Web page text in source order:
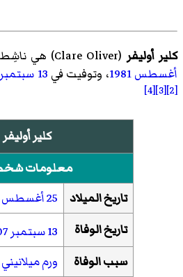
كلير أوليفر(
Clare Oliver)‏ هي
أغسطس 1981، وتوفيت في 13 سبتمبر
[2]
[3]
[4]
كلير أوليفر
معلومات
تاريخ الميلاد
25 أغسطس
تاريخ الوفاة
13 سبتمبر
سبب الوفاة ورم ميلانيني